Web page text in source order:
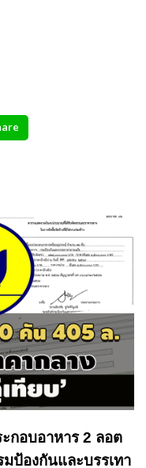
กอบอาหาร 2 ลอต
ป้องกันและบรรเทา